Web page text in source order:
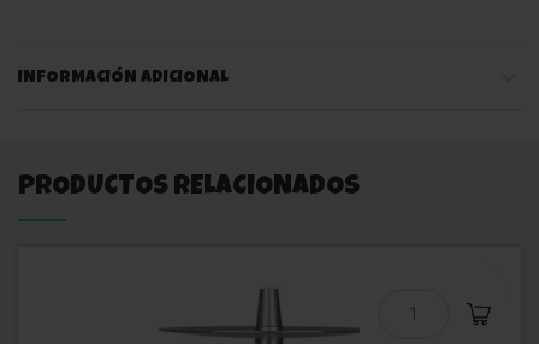
INFORMACIÓN ADICIONAL
PRODUCTOS RELACIONADOS